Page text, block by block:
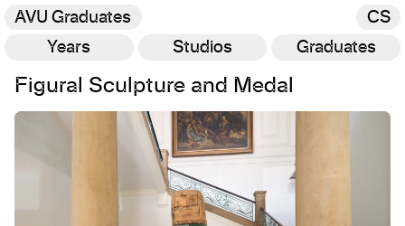
AVU Graduates
CS
Years
Studios Graduates
Figural Sculpture and Medal